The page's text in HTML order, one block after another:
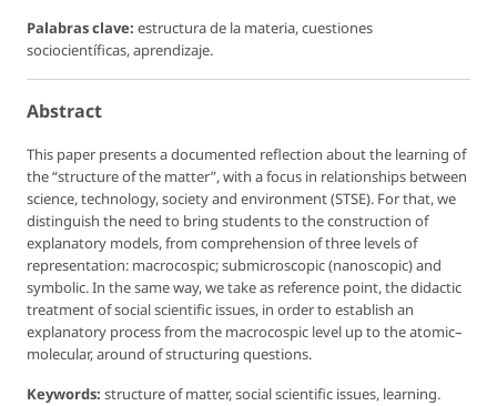
Palabras clave: estructura de la materia, cuestiones
sociocientíficas, aprendizaje.
Abstract
This paper presents a documented reflection about the learning of
the “structure of the matter”, with a focus in relationships between
science, technology, society and environment (STSE). For that, we
distinguish the need to bring students to the construction of
explanatory models, from comprehension of three levels of
representation: macrocospic; submicroscopic (nanoscopic) and
symbolic. In the same way, we take as reference point, the didactic
treatment of social scientific issues, in order to establish an
explanatory process from the macrocospic level up to the atomic–
molecular, around of structuring questions.
Keywords: structure of matter, social scientific issues, learning.